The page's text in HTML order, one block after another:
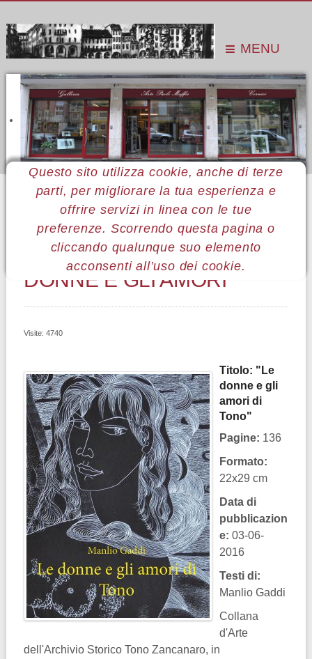
MENU
Questo sito utilizza cookie, anche di terze
parti, per migliorare la tua esperienza e
offrire servizi in linea con le tue
preferenze. Scorrendo questa pagina o
cliccando qualunque suo elemento
acconsenti all’uso dei cookie.
Sei qui: Home Pubblicazioni
Monografie
Tono Zancanaro: le donne e gli amori
TONO ZANCANARO: LE
DONNE E GLI AMORI
Visite: 4740
Titolo: "Le
donne e gli
amoridi
Tono"
Pagine: 136
Formato:
22x29 cm
Data di
pubblicazion
e: 03-06-
2016
Testi di:
Manlio Gaddi
Collana
d'Arte
dell'Archivio Storico Tono Zancanaro, in